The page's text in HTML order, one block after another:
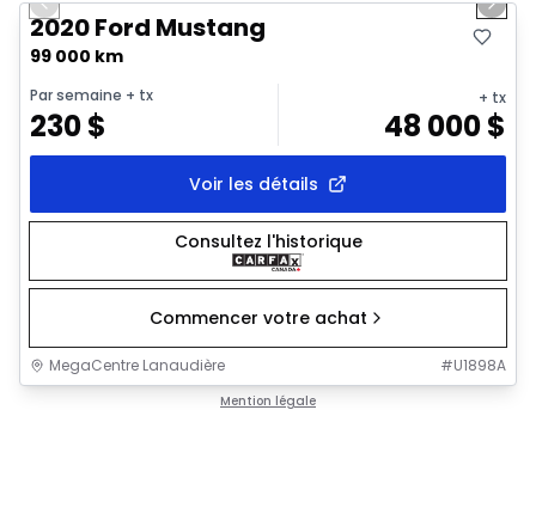
Previous slide Next
2020 Ford Mustang
99 000 km
Par semaine + tx
230$
+ tx
48 000$
Voir les détails
Consultez l'historique
Commencer votre achat
MegaCentre Lanaudière #U1898A
Mention légale